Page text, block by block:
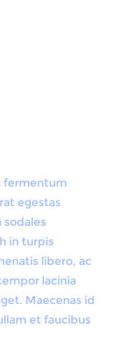
fermentum
egestas
sodales
in turpis
libero, ac
lacinia
Maecenas id
et faucibus